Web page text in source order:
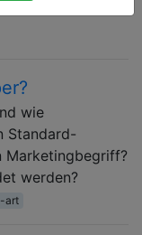
wie
Standard-
Marketingbegriff?
werden?
art